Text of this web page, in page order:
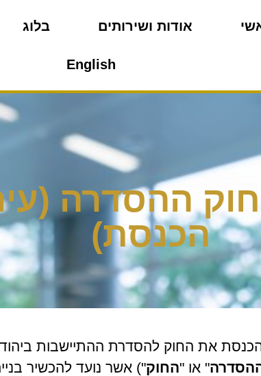
אודות ושירותים בלוג
English
חוק ההסדרה
הכנסת)
חוקקה הכנסת את החוק להסדרת ההתיישבות
" או "החוק") אשר נועד להכשיר